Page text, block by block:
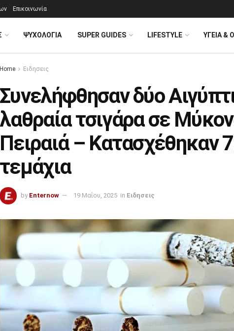
Επικοινωνία
ΨΥΧΟΛΟΓΊΑ SUPER GUIDES LIFESTYLE ΥΓΕΙΑ &
Home Ειδησεις
Συνελήφθησαν δύο
λαθραία τσιγάρα σε
Πειραιά – Κατασχέθηκαν
τεμάχια
by Enternow 19 Μαΐου, 2025 in Ειδησεις